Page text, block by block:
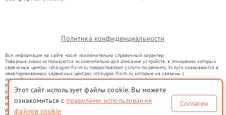
Политика конфиденциальности
Вся информация на сайте носит исключительно справочный характер.
Товарные знаки используются исключительно для описания устройств, в отношении которых
сервисные центры izh.kugoo-fixim.ru предоставляют услуги по ремонту. Услуги оказываются в
неавторизованных сервисных центрах izh.kugoo-fixim.ru, которые не связаны с
правообладателями товарных знаков или их официальными представителями.
Ремонт осуществляется для устройств, уже введенных в гражданский оборот в соответствии
со статьей 1487 ГК РФ.
Использование товарных знаков не преследует цели индивидуализации услуг или введения
потребителей в заблуждение, а служит для информирования о предоставляемых услугах по
ремонту техники указанных брендов.
Этот сайт использует файлы cookie. Вы можете
ознакомиться с правилами использования
файлов cookie
Согласен